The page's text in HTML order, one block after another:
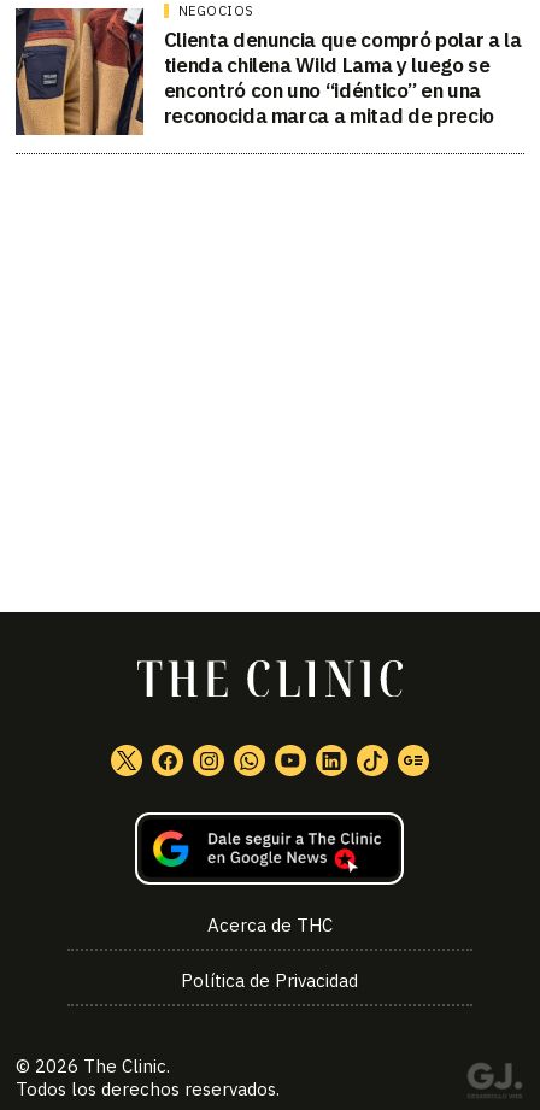
NEGOCIOS
Clienta denuncia que compró polar a la
tienda chilena Wild Lama y luego se
encontró con uno “idéntico” en una
reconocida marca a mitad de precio
Acerca de THC
Política de Privacidad
© 2026 The Clinic.
Todos los derechos reservados.